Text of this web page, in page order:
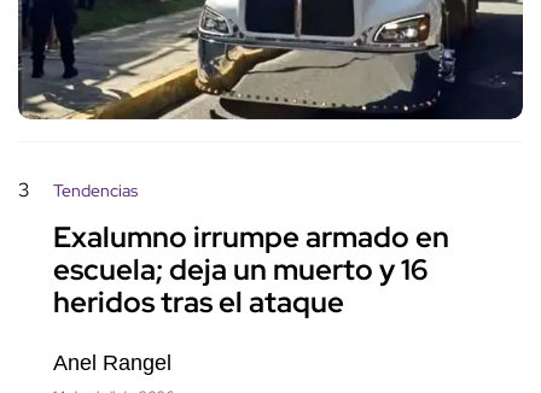
3 Tendencias
Exalumno irrumpe armado en
escuela; deja un muerto y 16
heridos tras el ataque
Anel Rangel